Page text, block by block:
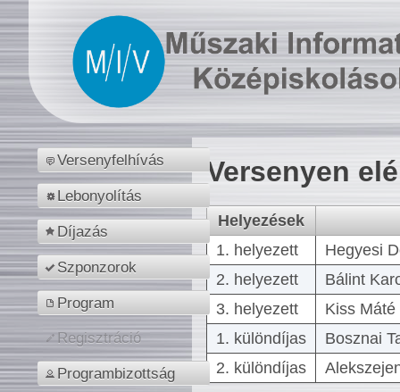
Versenyfelhívás
Lebonyolítás
Díjazás
Szponzorok
Program
Regisztráció
Programbizottság
Versenyen
Helyezések
1. helyezett
Hegyesi
2. helyezett
Bálint
3. helyezett
Kiss
1. különdíjas
Bosznai
2. különdíjas